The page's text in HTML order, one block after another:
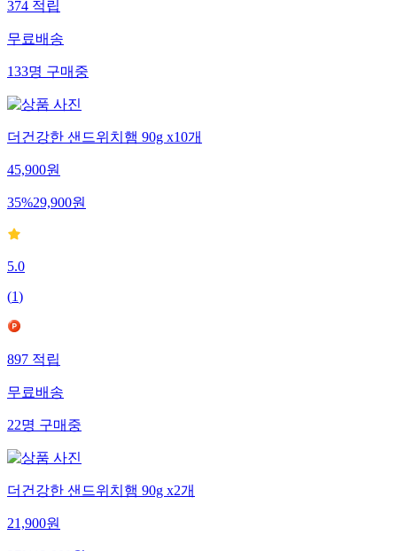
374적립
무료배송
133명구매중
더건강한 샌드위치햄 90g x10개
45,900원
35%29,900원
5.0
(1)
897적립
무료배송
22명구매중
더건강한 샌드위치햄 90g x2개
21,900원